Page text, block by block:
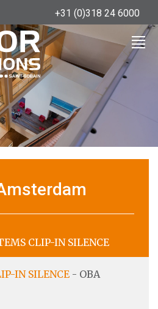
+31 (0)318 24 6000
CLIP-IN SILENCE
IN SILENCE - OBA